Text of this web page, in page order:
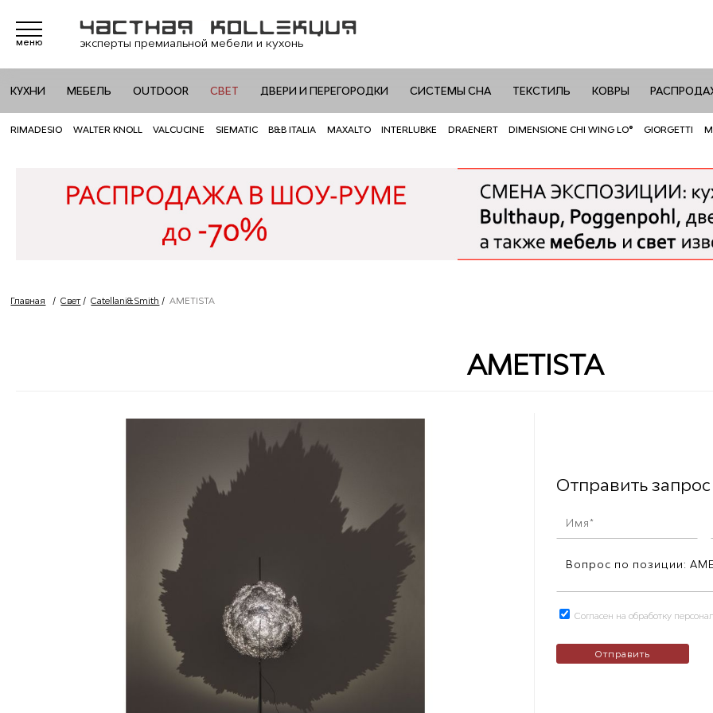
меню эксперты премиальной мебели и кухонь
КУХНИ МЕБЕЛЬ OUTDOOR СВЕТ ДВЕРИ И ПЕРЕГОРОДКИ СИСТЕМЫ СНА ТЕКСТИЛЬ КОВРЫ
RIMADESIO WALTER KNOLL VALCUCINE SIEMATIC B&B ITALIA MAXALTO INTERLUBKE DRAENERT DIMENSIONE CHI WING LO® GIORGETTI
Главная /Свет/Catellani&Smith /AMETISTA
AMETISTA
Отправить запрос
Согласен на обработку